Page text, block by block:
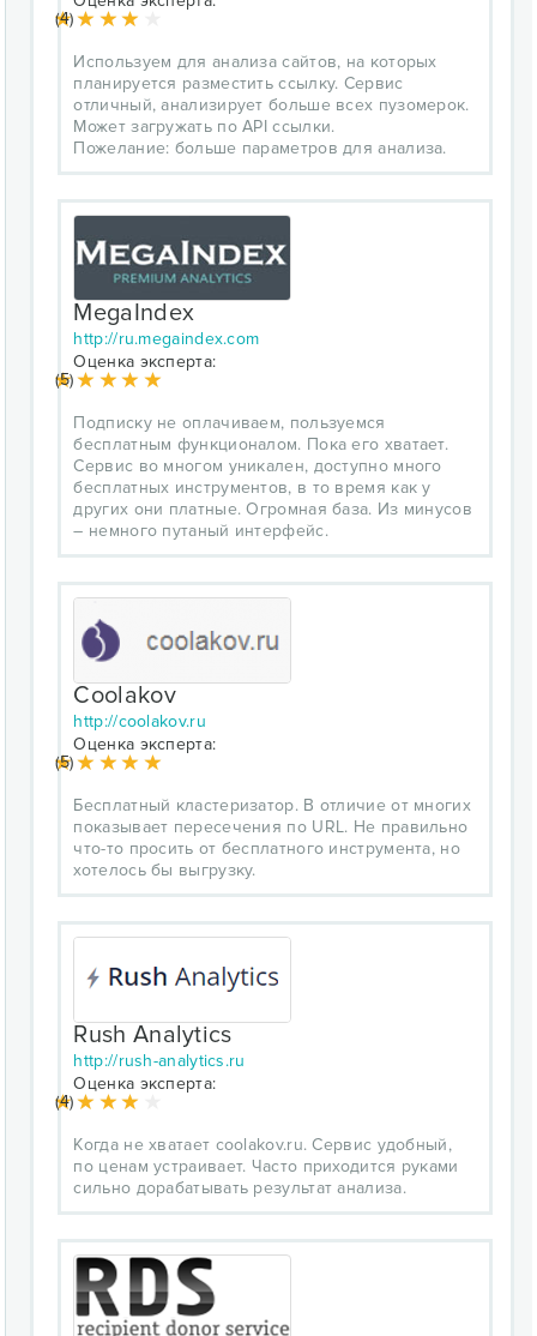
(4)
Используем для анализа сайтов, на которых
планируется разместить ссылку. Сервис
отличный, анализирует больше всех пузомерок.
Может загружать по API ссылки.
Пожелание: больше параметров для анализа.
MegaIndex
http://ru.megaindex.com
Оценка эксперта:
(5)
Подписку не оплачиваем, пользуемся
бесплатным функционалом. Пока его хватает.
Сервис во многом уникален, доступно много
бесплатных инструментов, в то время как у
других они платные. Огромная база. Из минусов
– немного путаный интерфейс.
Coolakov
http://coolakov.ru
Оценка эксперта:
(5)
Бесплатный кластеризатор. В отличие от многих
показывает пересечения по URL. Не правильно
что-то просить от бесплатного инструмента, но
хотелось бы выгрузку.
Rush Analytics
http://rush-analytics.ru
Оценка эксперта:
(4)
Когда не хватает coolakov.ru. Сервис удобный,
по ценам устраивает. Часто приходится руками
сильно дорабатывать результат анализа.